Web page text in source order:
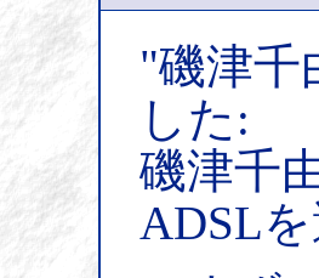
"磯津千
した:
磯津千
ADSL